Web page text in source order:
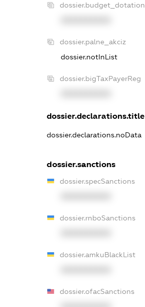
dossier.budget_dotation
dossier.palne_akciz
dossier.notInList
dossier.bigTaxPayerReg
dossier.declarations.title
dossier.declarations.noData
dossier.sanctions
dossier.specSanctions
dossier.rnboSanctions
dossier.amkuBlackList
dossier.ofacSanctions